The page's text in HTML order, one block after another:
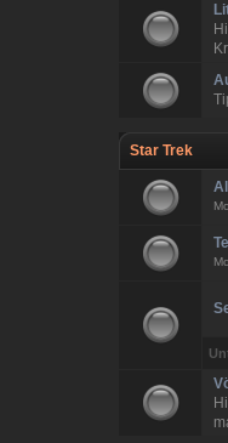
Star Trek